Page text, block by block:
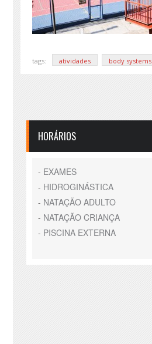
tags: atividades body systems
HORÁRIOS
- EXAMES
- HIDROGINÁSTICA
- NATAÇÃO ADULTO
- NATAÇÃO CRIANÇA
- PISCINA EXTERNA